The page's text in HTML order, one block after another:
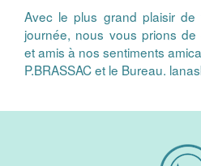
Avec le plus grand plaisir
journée, nous vous prions
et amis à nos sentiments
P.BRASSAC et le Bureau.